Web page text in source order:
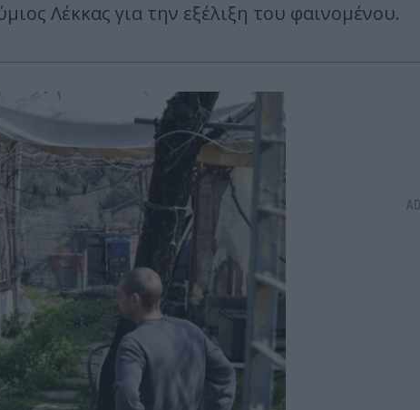
Λέκκας για την εξέλιξη του φαινομένου.